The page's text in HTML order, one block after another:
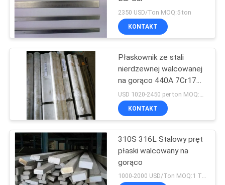
KONTROLA
JAKOŚCI
SKONTAKTUJ
NAMI
AKTUALNOŚCI
2350 USD/Ton MOQ:5 ton
KONTAKT
Płaskownik ze stali
nierdzewnej walcowanej
na gorąco 440A 7Cr17
High Carbon o szerokości
20mm - 650mm
KONTAKT
310S 316L Stalowy pręt
płaski walcowany na
gorąco
1000-2000 USD/Ton MOQ:1 TON